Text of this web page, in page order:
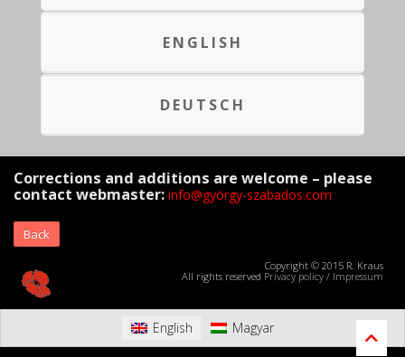
ENGLISH
DEUTSCH
Corrections and additions are welcome – please
contact webmaster: info@györgy-szabados.com
Back
Copyright © 2015 R. Kraus
All rights reserved Privacy policy / Impressum
English Magyar